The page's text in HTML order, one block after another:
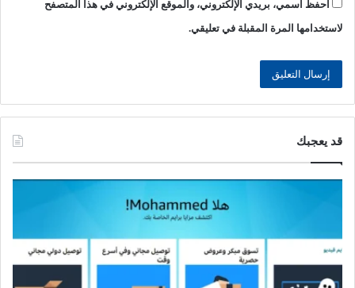
احفظ اسمي، بريدي الإلكتروني، والموقع الإلكتروني في هذا المتصفح
لاستخدامها المرة المقبلة في تعليقي.
قد يعجبك